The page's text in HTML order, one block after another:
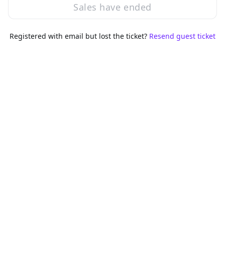
Sales have ended
Registered with email but lost the ticket? Resend guest ticket